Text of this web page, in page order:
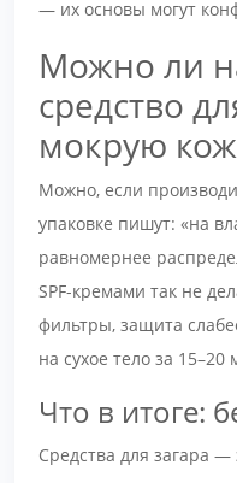
— их основы могут
Можно ли
средство
мокрую
Можно, если
упаковке пишут: «на
равномернее
SPF-кремами так не
фильтры, защита
на сухое тело за
Что в итоге:
Средства для загара —